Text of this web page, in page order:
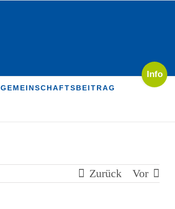
GEMEINSCHAFTSBEITRAG
Zurück Vor
Toggle
Sliding
Area